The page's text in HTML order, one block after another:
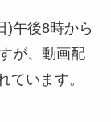
)午後8時から
が、動画配
ています。